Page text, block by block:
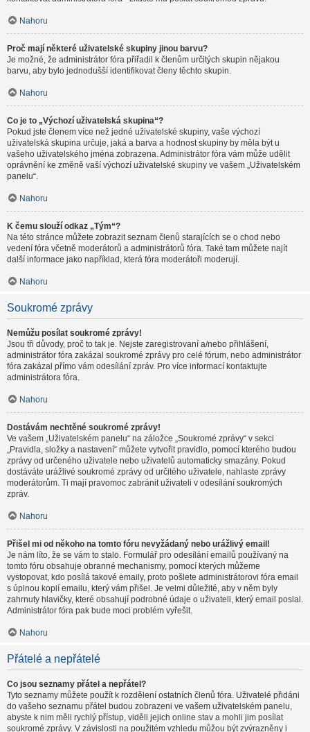
Nahoru
Proč mají některé uživatelské skupiny jinou barvu?
Je možné, že administrátor fóra přiřadil k členům určitých skupin nějakou
barvu, aby bylo jednodušší identifikovat členy těchto skupin.
Nahoru
Co je to „Výchozí uživatelská skupina“?
Pokud jste členem více než jedné uživatelské skupiny, vaše výchozí
uživatelská skupina určuje, jaká a barva a hodnost skupiny by měla být u
vašeho uživatelského jména zobrazena. Administrátor fóra vám může udělit
oprávnění ke změně vaší výchozí uživatelské skupiny ve vašem „Uživatelském
panelu“.
Nahoru
K čemu slouží odkaz „Tým“?
Na této stránce můžete zobrazit seznam členů starajících se o chod nebo
vedení fóra včetně moderátorů a administrátorů fóra. Také tam můžete najít
další informace jako například, která fóra moderátoři moderují.
Nahoru
Soukromé zprávy
Nemůžu posílat soukromé zprávy!
Jsou tři důvody, proč to tak je. Nejste zaregistrovaní a/nebo přihlášení,
administrátor fóra zakázal soukromé zprávy pro celé fórum, nebo administrátor
fóra zakázal přímo vám odesílání zpráv. Pro více informací kontaktujte
administrátora fóra.
Nahoru
Dostávám nechtěné soukromé zprávy!
Ve vašem „Uživatelském panelu“ na záložce „Soukromé zprávy“ v sekci
„Pravidla, složky a nastavení“ můžete vytvořit pravidlo, pomocí kterého budou
zprávy od určeného uživatele nebo uživatelů automaticky smazány. Pokud
dostáváte urážlivé soukromé zprávy od určitého uživatele, nahlaste zprávy
moderátorům. Ti mají pravomoc zabránit uživateli v odesílání soukromých
zpráv.
Nahoru
Přišel mi od někoho na tomto fóru nevyžádaný nebo urážlivý email!
Je nám líto, že se vám to stalo. Formulář pro odesílání emailů používaný na
tomto fóru obsahuje obranné mechanismy, pomocí kterých můžeme
vystopovat, kdo posílá takové emaily, proto pošlete administrátorovi fóra email
s úplnou kopií emailu, který vám přišel. Je velmi důležité, aby v něm byly
zahrnuty hlavičky, které obsahují podrobné údaje o uživateli, který email poslal.
Administrátor fóra pak bude moci problém vyřešit.
Nahoru
Přátelé a nepřátelé
Co jsou seznamy přátel a nepřátel?
Tyto seznamy můžete použít k rozdělení ostatních členů fóra. Uživatelé přidáni
do vašeho seznamu přátel budou zobrazeni ve vašem uživatelském panelu,
abyste k nim měli rychlý přístup, viděli jejich online stav a mohli jim posílat
soukromé zprávy. V závislosti na použitém vzhledu můžou být zvýrazněny i